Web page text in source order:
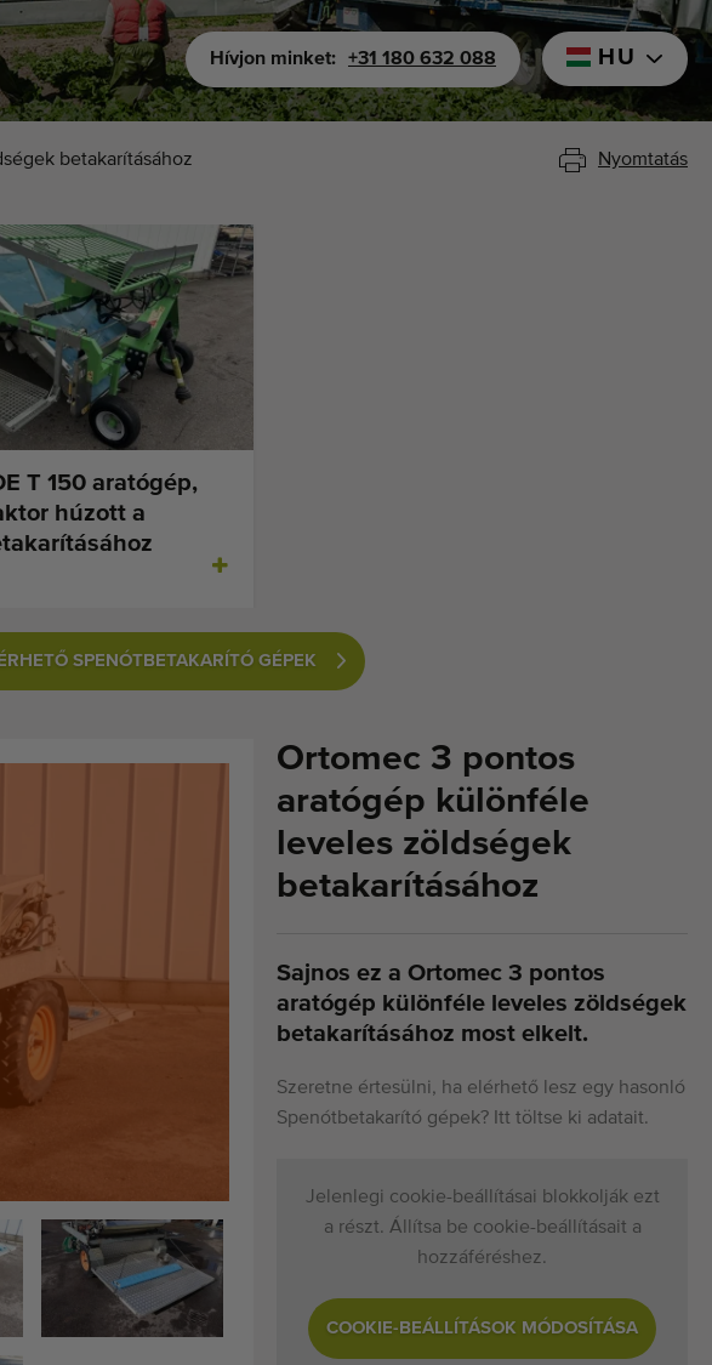
HU
Hívjon minket: +31 180 632 088
betakarításához Nyomtatás
T 150 aratógép,
húzott a
SPENÓTBETAKARÍTÓ GÉPEK
Ortomec 3 pontos
aratógép különféle
leveles zöldségek
betakarításához
Sajnos ez a Ortomec 3 pontos
aratógép különféle leveles zöldségek
betakarításához most elkelt.
Szeretne értesülni, ha elérhető lesz egy hasonló
Spenótbetakarító gépek? Itt töltse ki adatait.
Jelenlegi cookie-beállításai blokkolják ezt
a részt. Állítsa be cookie-beállításait a
hozzáféréshez.
COOKIE-BEÁLLÍTÁSOK MÓDOSÍTÁSA